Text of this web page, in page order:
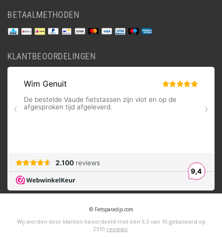
BETAALMETHODEN
KLANTBEOORDELINGEN
© Fietsparadijs.com
Wij worden door klanten beoordeeld met een 9,3 van 10 gebaseerd op
2510 reviews.